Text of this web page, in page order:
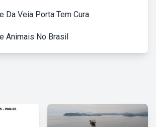
Da Veia Porta Tem Cura
Animais No Brasil